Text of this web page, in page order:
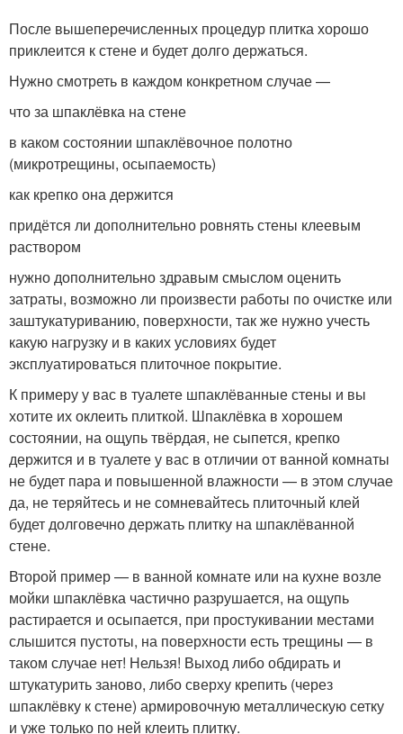
После вышеперечисленных процедур плитка хорошо
приклеится к стене и будет долго держаться.
Нужно смотреть в каждом конкретном случае —
что за шпаклёвка на стене
в каком состоянии шпаклёвочное полотно
(микротрещины, осыпаемость)
как крепко она держится
придётся ли дополнительно ровнять стены клеевым
раствором
нужно дополнительно здравым смыслом оценить
затраты, возможно ли произвести работы по очистке или
заштукатуриванию, поверхности, так же нужно учесть
какую нагрузку и в каких условиях будет
эксплуатироваться плиточное покрытие.
К примеру у вас в туалете шпаклёванные стены и вы
хотите их оклеить плиткой. Шпаклёвка в хорошем
состоянии, на ощупь твёрдая, не сыпется, крепко
держится и в туалете у вас в отличии от ванной комнаты
не будет пара и повышенной влажности — в этом случае
да, не теряйтесь и не сомневайтесь плиточный клей
будет долговечно держать плитку на шпаклёванной
стене.
Второй пример — в ванной комнате или на кухне возле
мойки шпаклёвка частично разрушается, на ощупь
растирается и осыпается, при простукивании местами
слышится пустоты, на поверхности есть трещины — в
таком случае нет! Нельзя! Выход либо обдирать и
штукатурить заново, либо сверху крепить (через
шпаклёвку к стене) армировочную металлическую сетку
и уже только по ней клеить плитку.